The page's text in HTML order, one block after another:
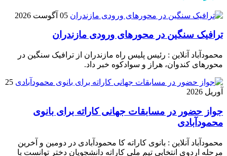
05 آگوست 2026
ترافیک سنگین در محور‌های ورودی مازندران
محمودآباد آنلاین : رئیس پلیس راه مازندران از ترافیک سنگین در
محور‌های کندوان، هراز و سوادکوه خبر داد.
25
آوریل 2026
جواز حضور در مسابقات جهانی کاراته برای بانوی
محمودآبادی
محمودآباد آنلاین : بانوی کاراته کا محمودآبادی در دومین و آخرین
مرحله اردوی انتخابی تیم ملی کاراته دانشجویان دختر توانست با